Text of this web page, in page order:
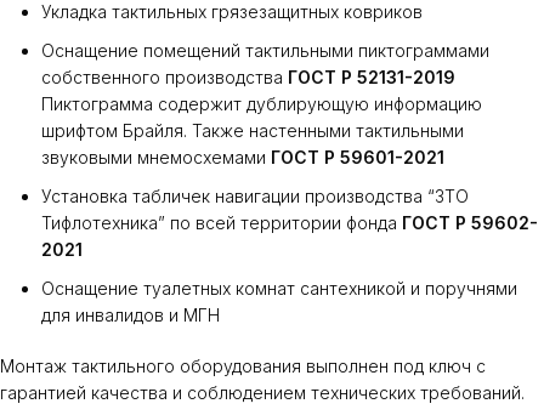
Укладка тактильных грязезащитных ковриков
Оснащение помещений тактильными пиктограммами
собственного производства ГОСТ Р 52131-2019
Пиктограмма содержит дублирующую информацию
шрифтом Брайля. Также настенными тактильными
звуковыми мнемосхемами ГОСТ Р 59601-2021
Установка табличек навигации производства “ЗТО
Тифлотехника” по всей территории фонда ГОСТ Р 59602-
2021
Оснащение туалетных комнат сантехникой и поручнями
для инвалидов и МГН
Монтаж тактильного оборудования выполнен под ключ с
гарантией качества и соблюдением технических требований.